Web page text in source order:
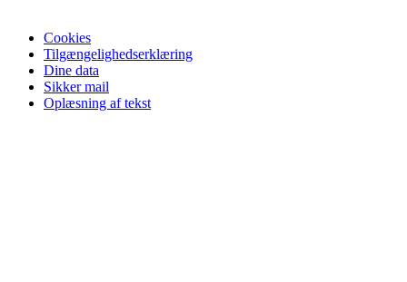
Cookies
Tilgængelighedserklæring
Dine data
Sikker mail
Oplæsning af tekst